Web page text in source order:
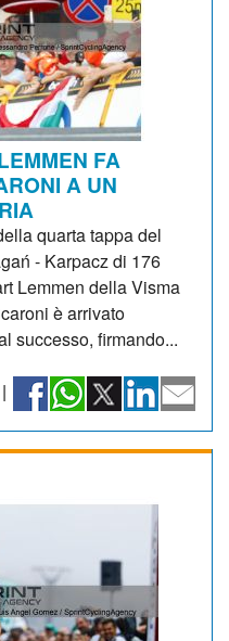
FA
A UN
quarta tappa del
- Karpacz di 176
Lemmen della Visma
è arrivato
successo, firmando...
|